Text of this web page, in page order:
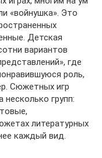
«войнушка». Это
Детская
вариантов
где
роль,
Сюжетных игр
групп:
литературных
каждый вид.